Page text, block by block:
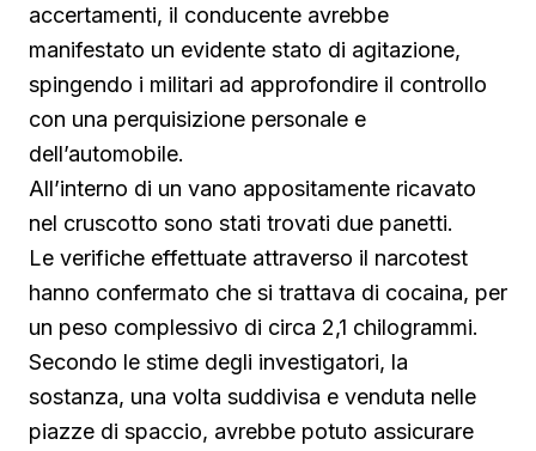
accertamenti, il conducente avrebbe
manifestato un evidente stato di agitazione,
spingendo i militari ad approfondire il controllo
con una perquisizione personale e
dell’automobile.
All’interno di un vano appositamente ricavato
nel cruscotto sono stati trovati due panetti.
Le verifiche effettuate attraverso il narcotest
hanno confermato che si trattava di cocaina, per
un peso complessivo di circa 2,1 chilogrammi.
Secondo le stime degli investigatori, la
sostanza, una volta suddivisa e venduta nelle
piazze di spaccio, avrebbe potuto assicurare